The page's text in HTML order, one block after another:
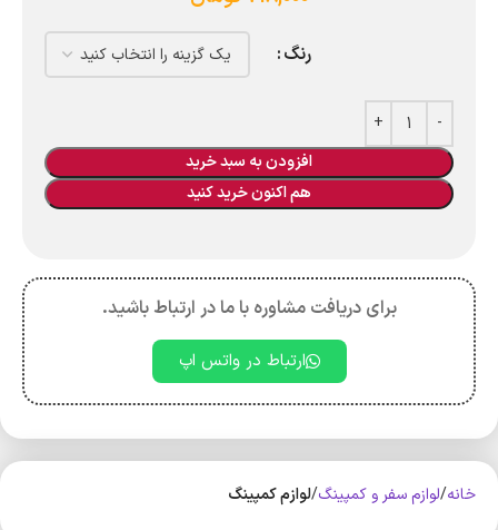
رنگ
افزودن به سبد خرید
هم اکنون خرید کنید
برای دریافت مشاوره با ما در ارتباط باشید.
ارتباط در واتس اپ
خانه لوازم سفر و کمپینگ لوازم کمپینگ